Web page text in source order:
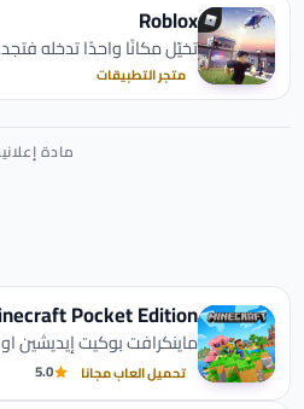
Roblox
تخيّل مكانًا واحدًا تدخله
متجر التطبيقات
Pocket Edition
ماينكرافت بوكيت إيديشين
تحميل العاب مجانا 5.0